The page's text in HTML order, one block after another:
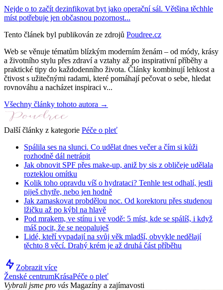
Nejde o to začít dezinfikovat byt jako operační sál. Většina těchhle
míst potřebuje jen občasnou pozornost...
Tento článek byl publikován ze zdrojů Poudree.cz
Web se věnuje tématům blízkým moderním ženám – od módy, krásy
a životního stylu přes zdraví a vztahy až po inspirativní příběhy a
praktické tipy do každodenního života. Články kombinují lehkost a
čtivost s užitečnými radami, které pomáhají pečovat o sebe, hledat
rovnováhu a nacházet inspiraci v...
Všechny články tohoto autora →
Další články z kategorie Péče o pleť
Spálila ses na slunci. Co udělat dnes večer a čím si kůži
rozhodně dál netrápit
Jak obnovit SPF přes make-up, aniž by sis z obličeje udělala
rozteklou omítku
Kolik toho opravdu víš o hydrataci? Tenhle test odhalí, jestli
piješ chytře, nebo jen hodně
Jak zamaskovat probdělou noc. Od korektoru přes studenou
lžičku až po kýbl na hlavě
Pod mrakem, ve stínu i ve vodě: 5 míst, kde se spálíš, i když
máš pocit, že se neopaluješ
Lidé, kteří vypadají na svůj věk mladší, obvykle nedělají
těchto 8 věcí. Drahý krém je až druhá část příběhu
Zobrazit více
Ženské centrumKrásaPéče o pleť
Vybrali jsme pro vás Magazíny a zajímavosti